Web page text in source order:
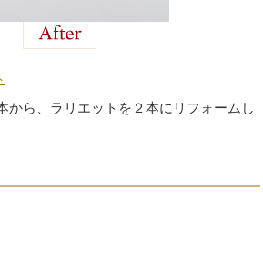
から、ラリエットを２本にリフォームし